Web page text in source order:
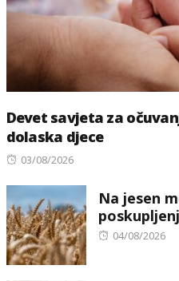
Devet savjeta za
dolaska djece
Posted
03/08/2026
Na jesen
Posted
04/08/2026